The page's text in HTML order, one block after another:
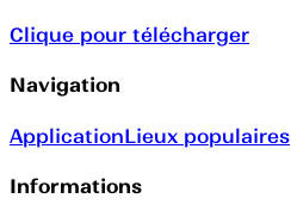
Clique pour télécharger
Navigation
ApplicationLieux populaires
Informations